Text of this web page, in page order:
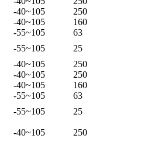
-40~105
250
-40~105
160
-55~105
63
-55~105
25
-40~105
250
-40~105
250
-40~105
160
-55~105
63
-55~105 25
-40~105
250